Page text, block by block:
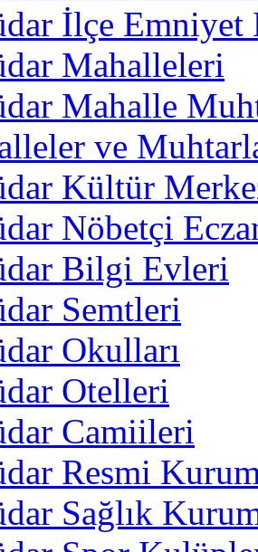
İlçe
Mahalleleri
Mahalle
ve
Kültür
Nöbetçi
Bilgi Evleri
Semtleri
Okulları
Otelleri
Camiileri
Resmi
Sağlık